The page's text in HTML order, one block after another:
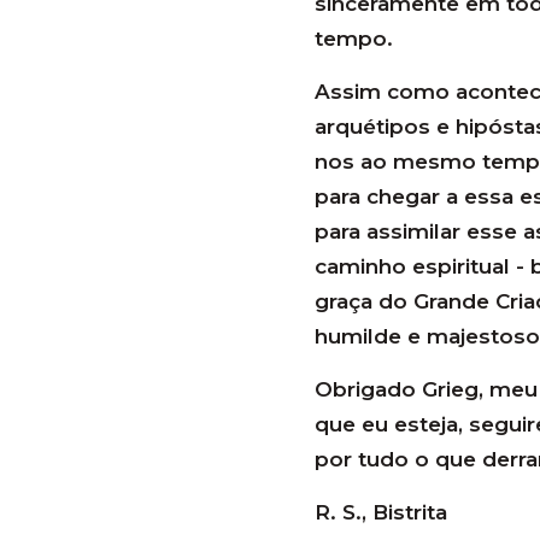
tempo.
Assim como
arquétipos e
nos ao mesmo
para chegar a essa
para assimilar esse
caminho espiritual -
graça do Grande
humilde e
Obrigado Grieg,
que eu esteja,
por tudo o que
R. S., Bistrita